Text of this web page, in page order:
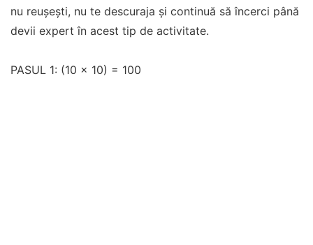
nu reușești, nu te descuraja și continuă să încerci până
devii expert în acest tip de activitate.
PASUL 1: (10 x 10) = 100